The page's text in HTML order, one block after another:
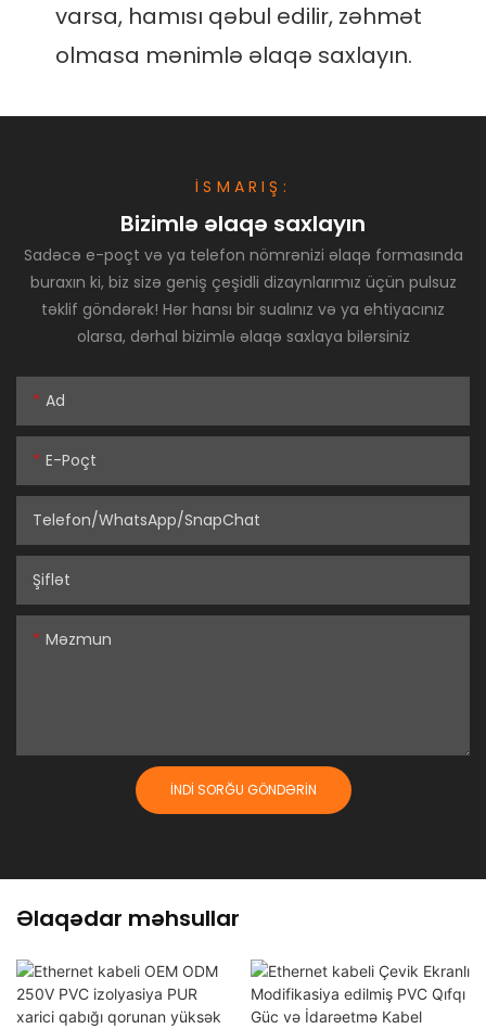
varsa, hamısı qəbul edilir, zəhmət
İSMARIŞ:
Bizimlə əlaqə saxlayın
Sadəcə e-poçt və ya telefon nömrənizi əlaqə formasında
buraxın ki, biz sizə geniş çeşidli dizaynlarımız üçün pulsuz
təklif göndərək! Hər hansı bir sualınız və ya ehtiyacınız
olarsa, dərhal bizimlə əlaqə saxlaya bilərsiniz
Ad
E-Poçt
Telefon/WhatsApp/SnapChat
Şiflət
Məzmun
İNDI SORĞU GÖNDƏRIN
Əlaqədar məhsullar